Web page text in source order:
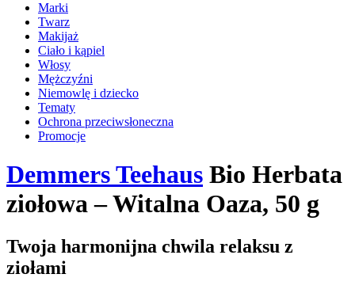
Marki
Twarz
Makijaż
Ciało i kąpiel
Włosy
Mężczyźni
Niemowlę i dziecko
Tematy
Ochrona przeciwsłoneczna
Promocje
Demmers Teehaus Bio Herbata
ziołowa – Witalna Oaza, 50 g
Twoja harmonijna chwila relaksu z
ziołami